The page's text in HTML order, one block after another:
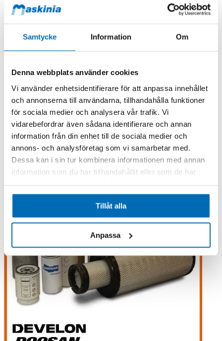
Samtycke Information Om
Denna webbplats använder cookies
Vi använder enhetsidentifierare för att anpassa innehållet
och annonserna till användarna, tillhandahålla funktioner
för sociala medier och analysera vår trafik. Vi
vidarebefordrar även sådana identifierare och annan
information från din enhet till de sociala medier och
annons- och analysföretag som vi samarbetar med.
Dessa kan i sin tur kombinera informationen med annan
information som du har tillhandahållit eller som de har
Tillåt alla
Anpassa